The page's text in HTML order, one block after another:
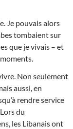
Je pouvais alors
tombaient sur
que je vivais – et
Non seulement
aussi, en
rendre service
du
les Libanais ont